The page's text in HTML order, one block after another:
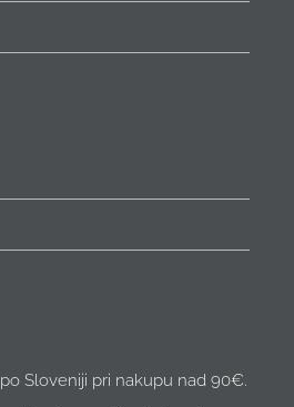
po Sloveniji pri nakupu nad 90€.